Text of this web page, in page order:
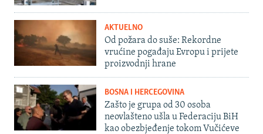
AKTUELNO
Od požara do suše: Rekordne
vrućine pogađaju Evropu i prijete
proizvodnji hrane
BOSNA I HERCEGOVINA
Zašto je grupa od 30 osoba
neovlašteno ušla u Federaciju BiH
kao obezbjeđenje tokom Vučićeve